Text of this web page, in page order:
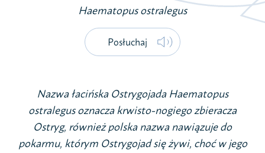
Haematopus ostralegus
Posłuchaj
Nazwa łacińska Ostrygojada Haematopus
ostralegus oznacza krwisto-nogiego zbieracza
Ostryg, również polska nazwa nawiązuje do
pokarmu, którym Ostrygojad się żywi, choć w jego